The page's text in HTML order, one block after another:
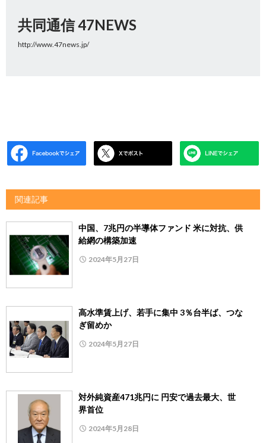
共同通信 47NEWS
http://www.47news.jp/
関連記事
中国、7兆円の半導体ファンド 米に対抗、供
給網の構築加速
2024年5月27日
高水準賃上げ、若手に集中 3％台半ば、つな
ぎ留めか
2024年5月27日
対外純資産471兆円に 円安で過去最大、世
界首位
2024年5月28日